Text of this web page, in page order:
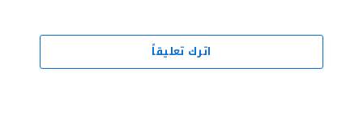
اترك تعليقاً